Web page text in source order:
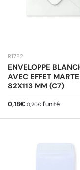
R1782
ENVELOPPE
AVEC EFFET
82X113 MM (C7)
Prix soldé
0,18€ Prix habituel
0,20€l'unité